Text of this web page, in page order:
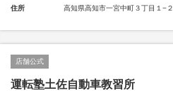
住所 高知県高知市一宮中町３丁目１−２
店舗公式
運転塾土佐自動車教習所